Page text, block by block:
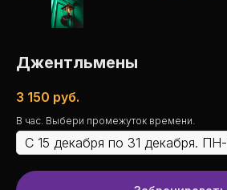
Джентльмены
3 150 руб.
В час. Выбери промежуток времени.